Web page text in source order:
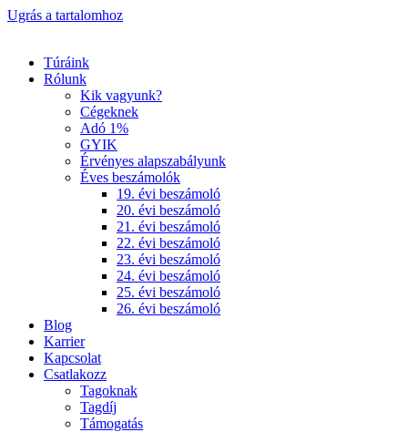
Ugrás a tartalomhoz
Túráink
Rólunk
Kik vagyunk?
Cégeknek
Adó 1%
GYIK
Érvényes alapszabályunk
Éves beszámolók
19. évi beszámoló
20. évi beszámoló
21. évi beszámoló
22. évi beszámoló
23. évi beszámoló
24. évi beszámoló
25. évi beszámoló
26. évi beszámoló
Blog
Karrier
Kapcsolat
Csatlakozz
Tagoknak
Tagdíj
Támogatás